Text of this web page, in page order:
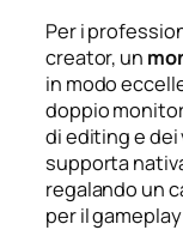
Per i
creator, un
in modo
doppio
di editing e
supporta
regalando un
per il